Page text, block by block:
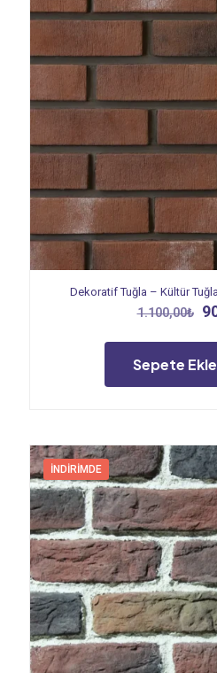
Dekoratif Tuğla – Kültür
1.100,00₺
Sepete Ekle
İNDIRIMDE